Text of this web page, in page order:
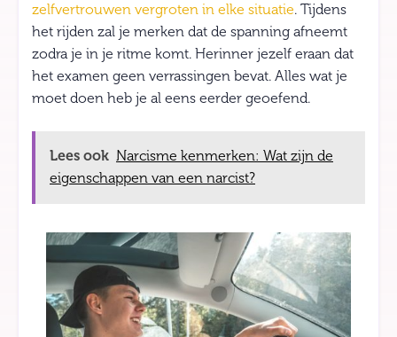
zelfvertrouwen vergroten in elke situatie. Tijdens
het rijden zal je merken dat de spanning afneemt
zodra je in je ritme komt. Herinner jezelf eraan dat
het examen geen verrassingen bevat. Alles wat je
moet doen heb je al eens eerder geoefend.
Lees ook Narcisme kenmerken: Wat zijn de
eigenschappen van een narcist?